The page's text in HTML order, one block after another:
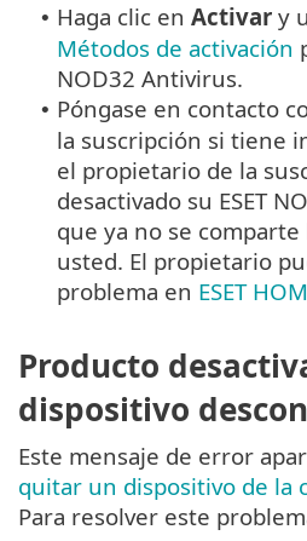
• Haga clic en Activar y
Métodos de activación
NOD32 Antivirus.
• Póngase en contacto
la suscripción si tiene
el propietario de la
desactivado su ESET
que ya no se
usted. El propietario
problema en ESET
Producto
dispositivo
Este mensaje de error
quitar un dispositivo de la
Para resolver este